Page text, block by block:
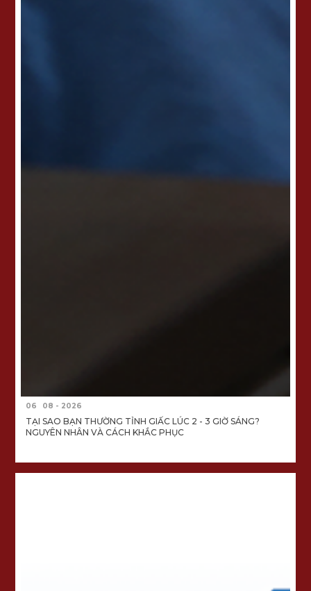
06 08 - 2026
TẠI SAO BẠN THƯỜNG TỈNH GIẤC LÚC 2 - 3 GIỜ SÁNG?
NGUYÊN NHÂN VÀ CÁCH KHẮC PHỤC